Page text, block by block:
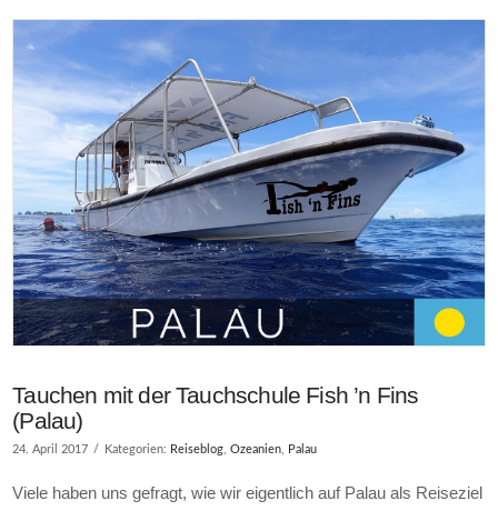
Tauchen mit der Tauchschule Fish ’n Fins
(Palau)
24. April 2017 Kategorien: Reiseblog ,Ozeanien Palau
Viele haben uns gefragt, wie wir eigentlich auf Palau als Reiseziel